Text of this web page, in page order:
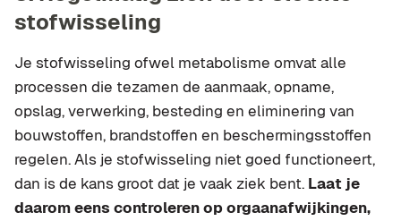
stofwisseling
Je stofwisseling ofwel metabolisme omvat alle
processen die tezamen de aanmaak, opname,
opslag, verwerking, besteding en eliminering van
bouwstoffen, brandstoffen en beschermingsstoffen
regelen. Als je stofwisseling niet goed functioneert,
dan is de kans groot dat je vaak ziek bent. Laat je
daarom eens controleren op orgaanafwijkingen,